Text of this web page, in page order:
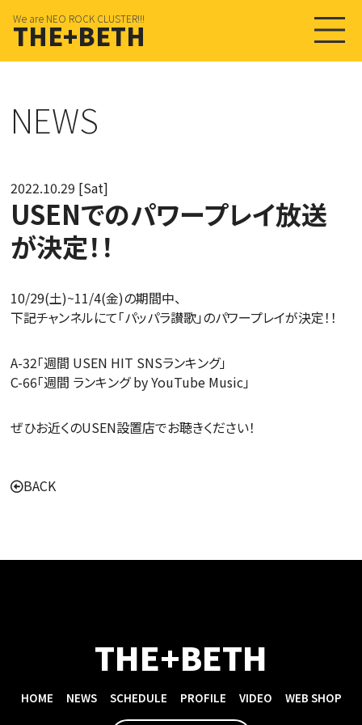
We are NEO ROCK CLUSTER!!!
THE+BETH
NEWS
2022.10.29 [Sat]
USENでのパワープレイ放送
が決定！！
10/29(土)~11/4(金)の期間中、
下記チャンネルにて「パッパラ讃歌」のパワープレイが決定！！
A-32「週間 USEN HIT SNSランキング」
C-66「週間 ランキング by YouTube Music」
ぜひお近くのUSEN設置店でお聴きください！
BACK
THE+BETH
HOME NEWS SCHEDULE PROFILE VIDEO WEB SHOP